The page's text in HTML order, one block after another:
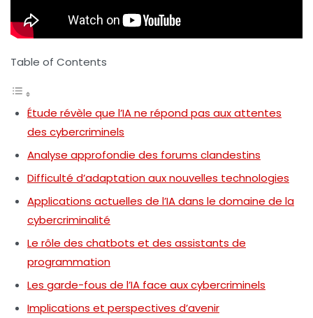
Table of Contents
Étude révèle que l’IA ne répond pas aux attentes
des cybercriminels
Analyse approfondie des forums clandestins
Difficulté d’adaptation aux nouvelles technologies
Applications actuelles de l’IA dans le domaine de la
cybercriminalité
Le rôle des chatbots et des assistants de
programmation
Les garde-fous de l’IA face aux cybercriminels
Implications et perspectives d’avenir